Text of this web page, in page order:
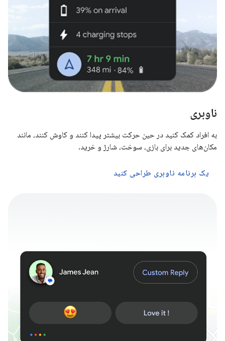
ناوبری
به افراد کمک کنید در حین حرکت بیشتر پیدا کنند و کاوش کنند، مانند
مکان‌های جدید برای بازی، سوخت، شارژ و خرید.
یک برنامه ناوبری طراحی کنید